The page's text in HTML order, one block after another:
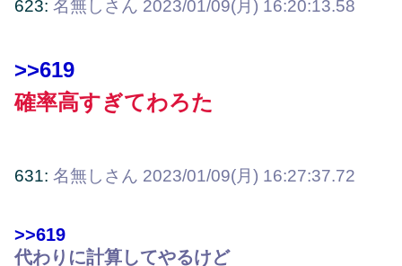
623: 名無しさん 2023/01/09(月) 16:20:13.58
>>619
確率高すぎてわろた
631: 名無しさん 2023/01/09(月) 16:27:37.72
>>619
代わりに計算してやるけど